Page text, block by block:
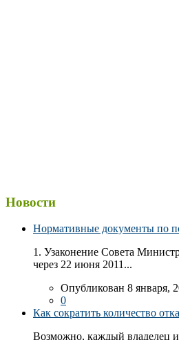
Новости
Нормативные документы по
1. Узаконение Совета
через 22 июня 2011...
Опубликован 8 января,
0
Как сократить количество
Возможно, каждый владелец